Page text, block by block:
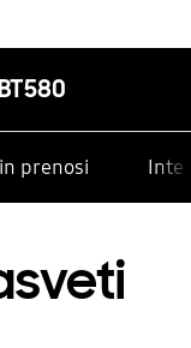
prenosi